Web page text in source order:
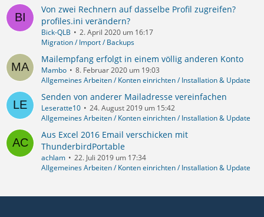
Von zwei Rechnern auf dasselbe Profil zugreifen?
profiles.ini verändern?
Bick-QLB
2. April 2020 um 16:17
Migration / Import / Backups
Mailempfang erfolgt in einem völlig anderen Konto
Mambo
8. Februar 2020 um 19:03
Allgemeines Arbeiten / Konten einrichten / Installation & Update
Senden von anderer Mailadresse vereinfachen
Leseratte10
24. August 2019 um 15:42
Allgemeines Arbeiten / Konten einrichten / Installation & Update
Aus Excel 2016 Email verschicken mit
ThunderbirdPortable
achlam
22. Juli 2019 um 17:34
Allgemeines Arbeiten / Konten einrichten / Installation & Update